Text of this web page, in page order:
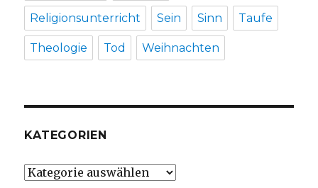
Religionsunterricht Sein Sinn Taufe
Theologie Tod Weihnachten
KATEGORIEN
Kategorien